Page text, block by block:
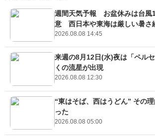
週間天気予報 お盆休みは台風
意 西日本や東海は厳しい暑さ
2026.08.08 14:45
来週の8月12日(水)夜は「ペル
くの流星が出現
2026.08.08 12:30
“東はそば、西はうどん” その
った
2026.08.08 05:00